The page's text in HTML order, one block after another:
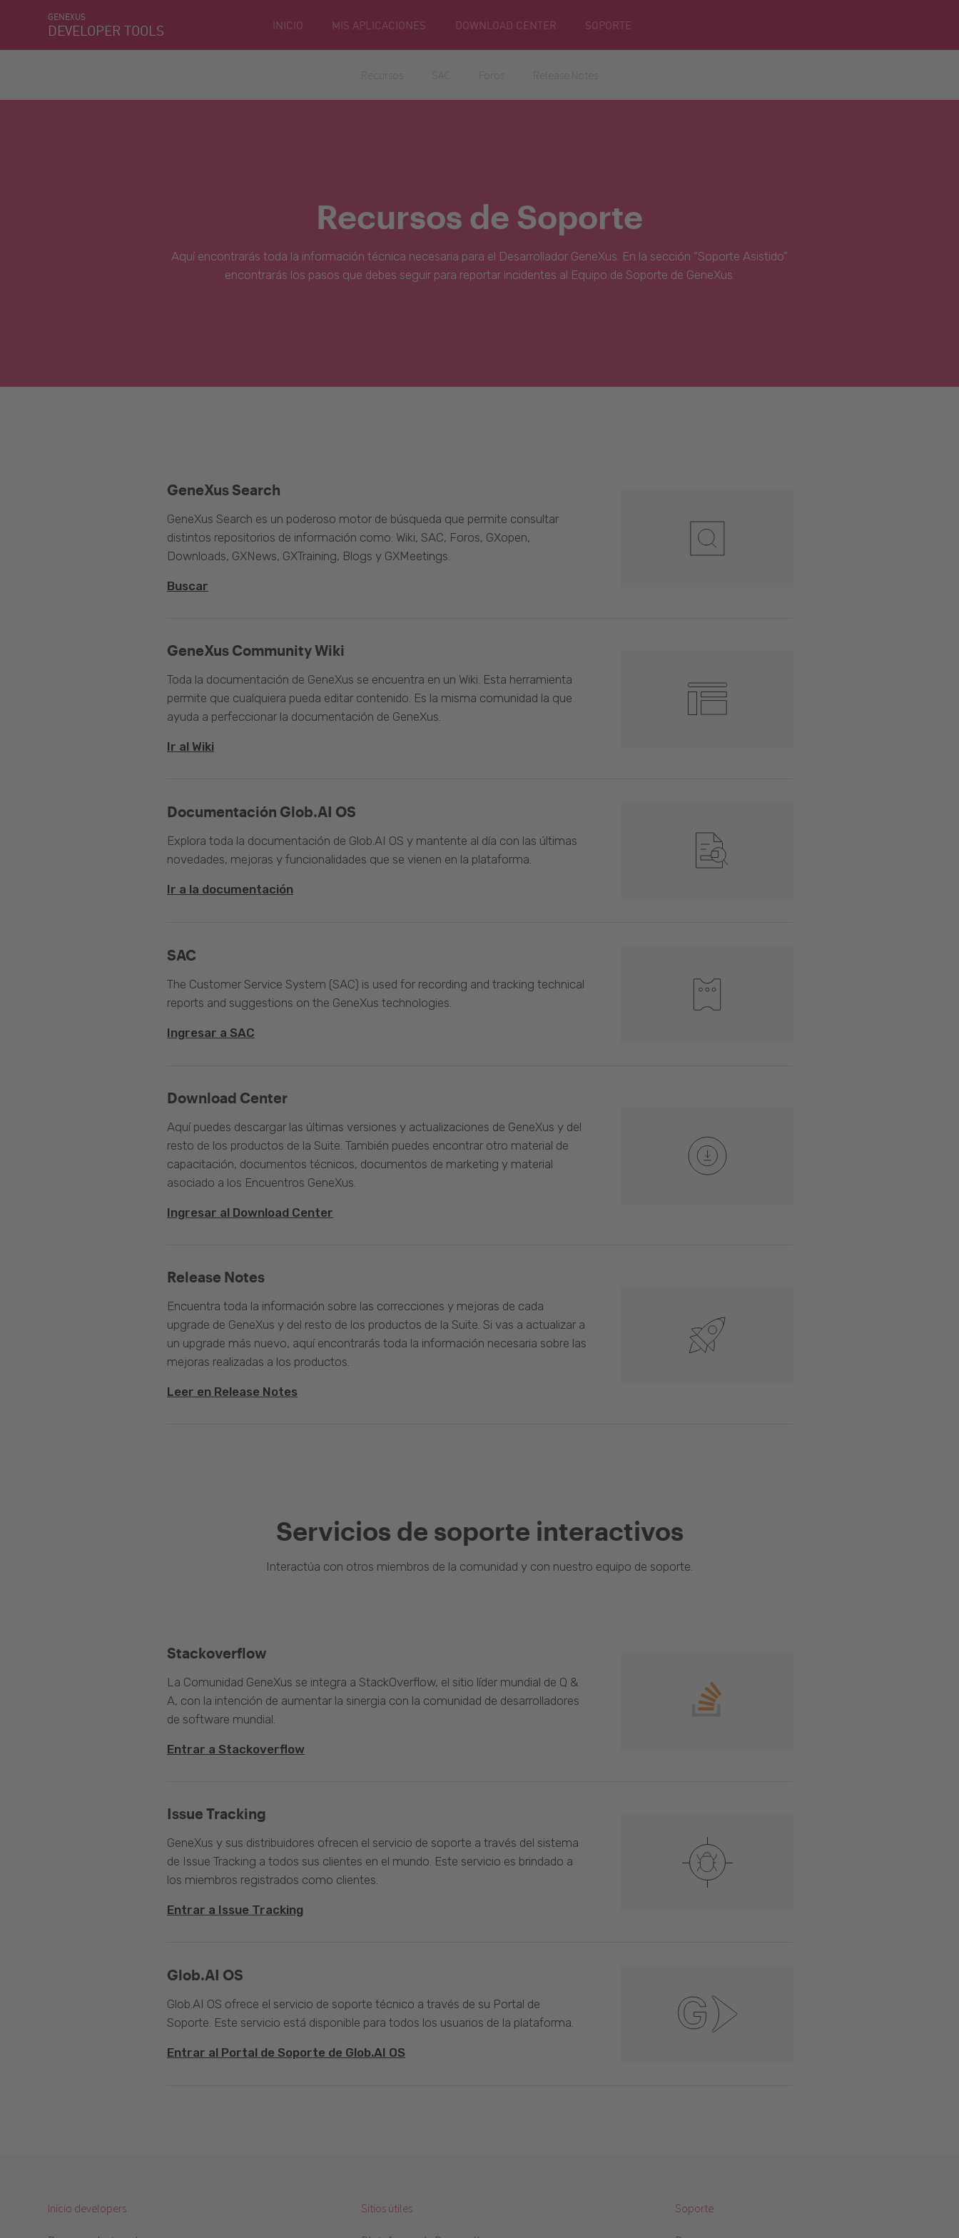
GENEXUS
DEVELOPER TOOLS INICIO MIS APLICACIONES DOWNLOAD CENTER SOPORTE
Recursos de Soporte
Aquí encontrarás toda la información técnica necesaria para el Desarrollador GeneXus. En la sección “Soporte Asistido”
encontrarás los pasos que debes seguir para reportar incidentes al Equipo de Soporte de GeneXus.
GeneXus Community Wiki
Toda la documentación de GeneXus se encuentra en un Wiki. Esta herramienta
permite que cualquiera pueda editar contenido. Es la misma comunidad la que
ayuda a perfeccionar la documentación de GeneXus.
Ir al Wiki
GeneXus Search
GeneXus Search es un poderoso motor de búsqueda que permite consultar
distintos repositorios de información como: Wiki, SAC, Foros, GXopen,
Downloads, GXNews, GXTraining, Blogs y GXMeetings.
Buscar
Documentación Glob.AI OS
Explora toda la documentación de Glob.AI OS y mantente al día con las últimas
novedades, mejoras y funcionalidades que se vienen en la plataforma.
Ir a la documentación
SAC
The Customer Service System (SAC) is used for recording and tracking technical
reports and suggestions on the GeneXus technologies.
Ingresar a SAC
Download Center
Aquí puedes descargar las últimas versiones y actualizaciones de GeneXus y del
resto de los productos de la Suite. También puedes encontrar otro material de
capacitación, documentos técnicos, documentos de marketing y material
asociado a los Encuentros GeneXus.
Ingresar al Download Center
Release Notes
Encuentra toda la información sobre las correcciones y mejoras de cada
upgrade de GeneXus y del resto de los productos de la Suite. Si vas a actualizar a
un upgrade más nuevo, aquí encontrarás toda la información necesaria sobre las
mejoras realizadas a los productos.
Leer en Release Notes
Servicios de soporte interactivos
Interactúa con otros miembros de la comunidad y con nuestro equipo de soporte.
Stackoverflow
La Comunidad GeneXus se integra a StackOverflow, el sitio líder mundial de Q &
A, con la intención de aumentar la sinergia con la comunidad de desarrolladores
de software mundial.
Entrar a Stackoverflow
Issue Tracking
GeneXus y sus distribuidores ofrecen el servicio de soporte a través del sistema
de Issue Tracking a todos sus clientes en el mundo. Este servicio es brindado a
los miembros registrados como clientes.
Entrar a Issue Tracking
Glob.AI OS
Glob.AI OS ofrece el servicio de soporte técnico a través de su Portal de
Soporte. Este servicio está disponible para todos los usuarios de la plataforma.
Entrar al Portal de Soporte de Glob.AI OS
Inicio developers Sitios útiles Soporte